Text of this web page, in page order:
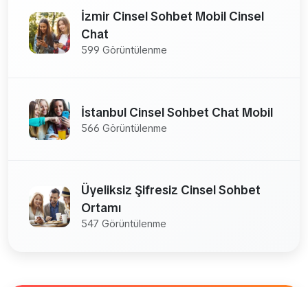
İzmir Cinsel Sohbet Mobil Cinsel
Chat
599 Görüntülenme
İstanbul Cinsel Sohbet Chat Mobil
566 Görüntülenme
Üyeliksiz Şifresiz Cinsel Sohbet
Ortamı
547 Görüntülenme